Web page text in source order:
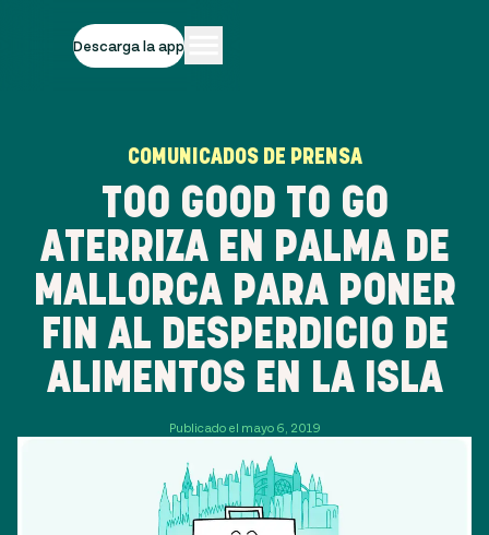
Descarga la app
COMUNICADOS DE PRENSA
TOO GOOD TO GO
ATERRIZA EN PALMA DE
MALLORCA PARA PONER
FIN AL DESPERDICIO DE
ALIMENTOS EN LA ISLA
Publicado el mayo 6, 2019